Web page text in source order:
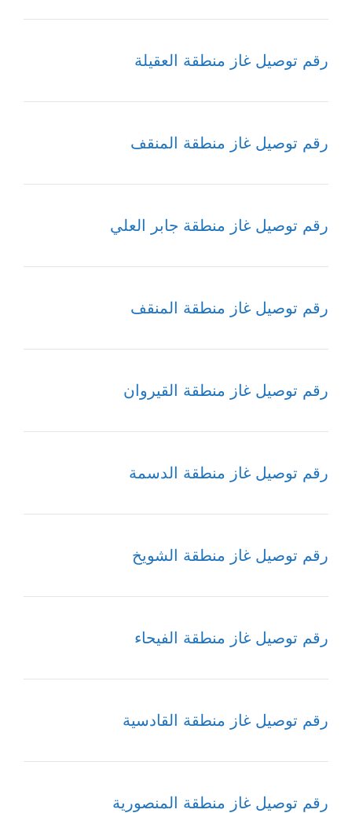
رقم توصيل غاز منطقة العقيلة
رقم توصيل غاز منطقة المنقف
رقم توصيل غاز منطقة جابر العلي
رقم توصيل غاز منطقة المنقف
رقم توصيل غاز منطقة القيروان
رقم توصيل غاز منطقة الدسمة
رقم توصيل غاز منطقة الشويخ
رقم توصيل غاز منطقة الفيحاء
رقم توصيل غاز منطقة القادسية
رقم توصيل غاز منطقة المنصورية